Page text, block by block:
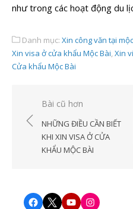
như trong các hoạt động du
Danh mục: Xin công văn tại
Xin visa ở cửa khẩu Mộc Bài,Xin
Cửa khẩu Mộc Bài
Điều
hướng
viết
Bài cũ hơn
NHỮNG ĐIỀU CẦN BIẾT
KHI XIN VISA Ở CỬA
KHẨU MỘC BÀI
Facebook
TwitterYoutubeInstagram